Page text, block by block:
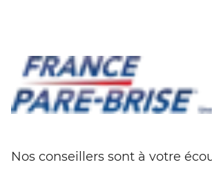
Nos conseillers sont à votre